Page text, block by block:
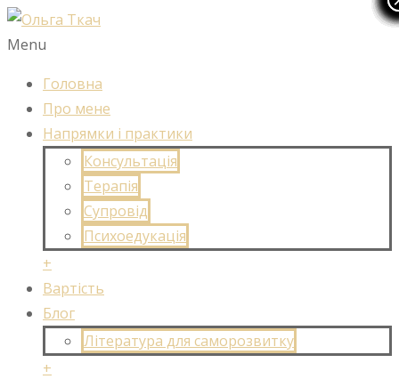
Menu
Головна
Про мене
Напрямки і практики
Консультація
Терапія
Супровід
Психоедукація
+
Вартість
Блог
Література для саморозвитку
+